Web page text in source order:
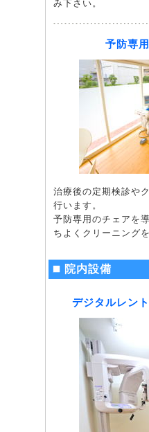
み下さい。
予防専
治療後の定期検診や
行います。
予防専用のチェアを
ちよくクリーニング
院内設備
デジタルレン